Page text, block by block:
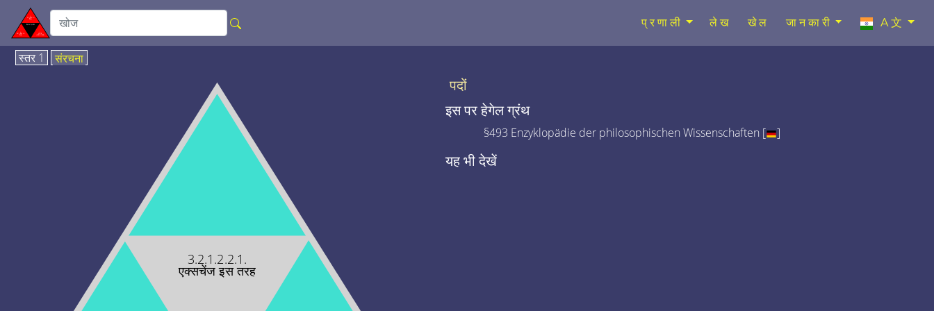
प्रणाली लेख खेल जानकारी A文
स्तर 1 संरचना
3.2.1.2.2.1.
एक्सचेंज इस तरह
पदों
इस पर हेगेल ग्रंथ
§493 Enzyklopädie der philosophischen Wissenschaften [ ]
यह भी देखें